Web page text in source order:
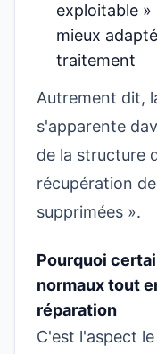
exploitable »
mieux
traitement
Autrement dit,
s'apparente
de la structure
récupération
supprimées ».
Pourquoi
normaux tout
réparation
C'est l'aspect